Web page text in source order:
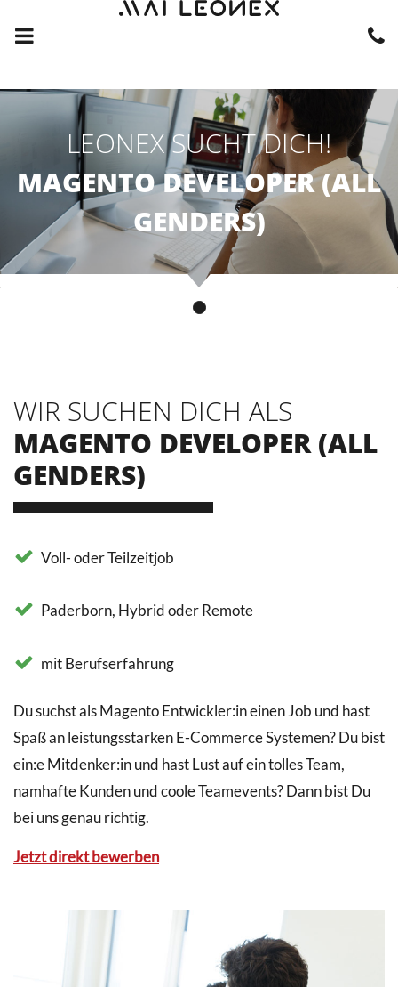
LEONEX SUCHT DICH!
MAGENTO DEVELOPER (ALL
GENDERS)
WIR SUCHEN DICH ALS
MAGENTO DEVELOPER (ALL
GENDERS)
Voll- oder Teilzeitjob
Paderborn, Hybrid oder Remote
mit Berufserfahrung
Du suchst als Magento Entwickler:in einen Job und hast
Spaß an leistungsstarken E-Commerce Systemen? Du bist
ein:e Mitdenker:in und hast Lust auf ein tolles Team,
namhafte Kunden und coole Teamevents? Dann bist Du
bei uns genau richtig.
Jetzt direkt bewerben